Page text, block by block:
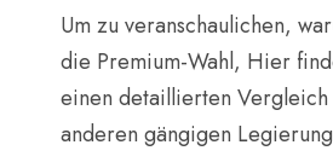
Um zu veranschaulichen,
die Premium-Wahl, Hier
einen detaillierten
anderen gängigen